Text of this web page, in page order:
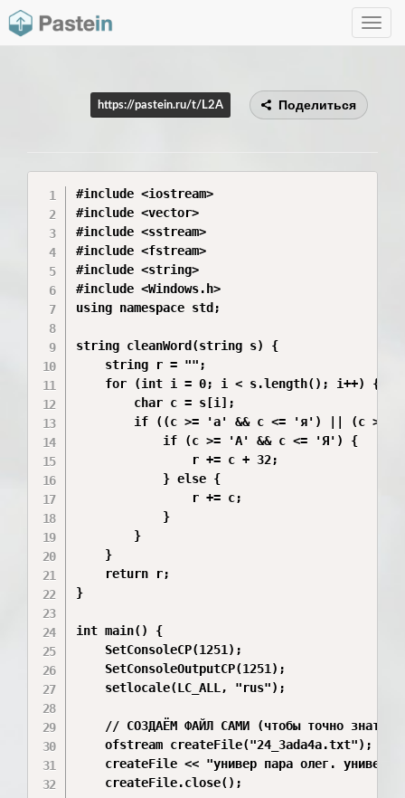
Toggle
https://pastein.ru/t/L2A Поделиться
#include <iostream>
#include <vector>
#include <sstream>
#include <fstream>
#include <string>
#include <Windows.h>
using namespace std;
string cleanWord(string s) {
    string r = "";
    for (int i = 0; i < s.length(); i++) {
        char c = s[i];
if ((c >= 'а' && c <= 'я') || (c >=
            if (c >= 'А' && c <= 'Я') {
                r += c + 32;
            } else {
                r += c;
            }
        }
    }
    return r;
}
int main() {
    SetConsoleCP(1251);
    SetConsoleOutputCP(1251);
    setlocale(LC_ALL, "rus");
// СОЗДАЁМ ФАЙЛ САМИ (чтобы точно знать
    ofstream createFile("24_3ada4a.txt");
createFile << "универ пара олег. универ
    createFile.close();